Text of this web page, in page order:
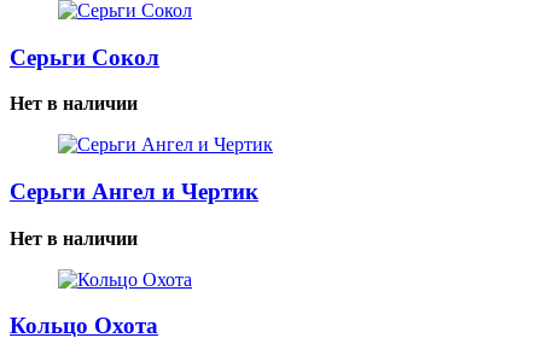
Серьги Сокол
Нет в наличии
Серьги Ангел и Чертик
Нет в наличии
Кольцо Охота